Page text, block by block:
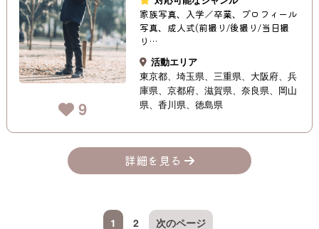
9
家族写真、入学／卒業、プロフィール
写真、成人式(前撮り/後撮り/当日撮
り…
活動エリア
東京都
埼玉県 三重県 大阪府
兵
庫県
京都府 滋賀県 奈良県
岡山
県
香川県 徳島県
詳細を見る
1 2 次のページ